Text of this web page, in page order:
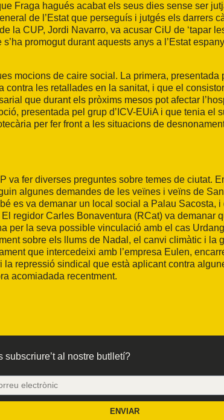
Fraga hagués acabat els seus dies sense ser
de l’Estat que perseguís i jutgés els darrers
la CUP, Jordi Navarro, va acusar CiU de ‘tapar
s’ha promogut durant aquests anys a l’Estat
mocions de caire social. La primera, presentada
contra les retallades en la sanitat, i que el
que durant els pròxims mesos pot afectar
presentada pel grup d’ICV-EUiA i que tenia el
per fer front a les situacions de
va fer diverses preguntes sobre temes de ciutat.
algunes demandes de les veïnes i veïns de
es va demanar un local social a Palau Sacosta, i
regidor Carles Bonaventura (RCat) va demanar
la seva possible vinculació amb el cas
sobre els llums de Nadal, el canvi climàtic i la
que intercedeixi amb l’empresa Eulen,
la repressió sindical que està aplicant contra
acomiadada recentment.
subscriure’t al nostre butlletí?
ENVIAR